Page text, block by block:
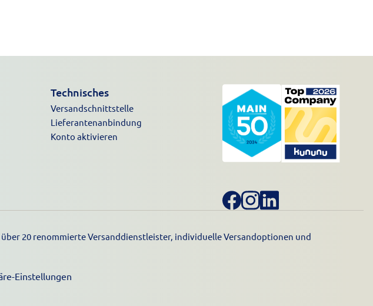
Technisches
Versandschnittstelle
Lieferantenanbindung
Konto aktivieren
20 renommierte Versanddienstleister, individuelle Versandoptionen und
Einstellungen